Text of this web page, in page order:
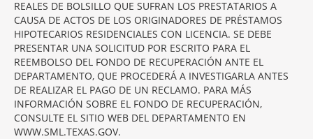
REALES DE BOLSILLO QUE SUFRAN LOS PRESTATARIOS A
CAUSA DE ACTOS DE LOS ORIGINADORES DE PRÉSTAMOS
HIPOTECARIOS RESIDENCIALES CON LICENCIA. SE DEBE
PRESENTAR UNA SOLICITUD POR ESCRITO PARA EL
REEMBOLSO DEL FONDO DE RECUPERACIÓN ANTE EL
DEPARTAMENTO, QUE PROCEDERÁ A INVESTIGARLA ANTES
DE REALIZAR EL PAGO DE UN RECLAMO. PARA MÁS
INFORMACIÓN SOBRE EL FONDO DE RECUPERACIÓN,
CONSULTE EL SITIO WEB DEL DEPARTAMENTO EN
WWW.SML.TEXAS.GOV.